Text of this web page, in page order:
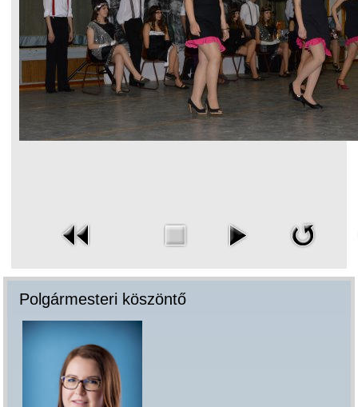
Polgármesteri köszöntő